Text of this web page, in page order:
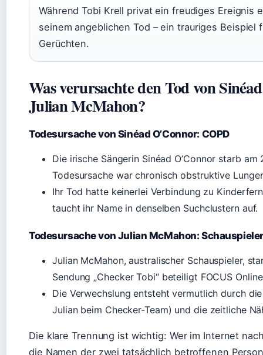
Während Tobi Krell privat ein freudiges Ereignis
seinem angeblichen Tod – ein trauriges Beispiel
Gerüchten.
Was verursachte den Tod von
Julian McMahon?
Todesursache von Sinéad O’Connor: COPD
Die irische Sängerin Sinéad O’Connor starb
Todesursache war chronisch obstruktive
Ihr Tod hatte keinerlei Verbindung zu
taucht ihr Name in denselben Suchclustern auf.
Todesursache von Julian McMahon:
Julian McMahon, australischer Schauspieler,
Sendung „Checker Tobi“ beteiligt FOCUS
Die Verwechslung entsteht vermutlich durch
Julian beim Checker-Team) und die zeitliche
Die klare Trennung ist wichtig: Wer im Internet
die Namen der zwei tatsächlich betroffenen